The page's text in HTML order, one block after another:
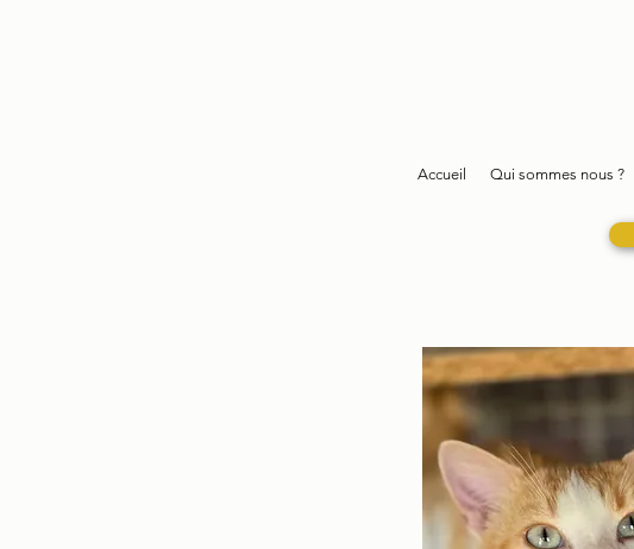
Accueil Qui sommes nous ?